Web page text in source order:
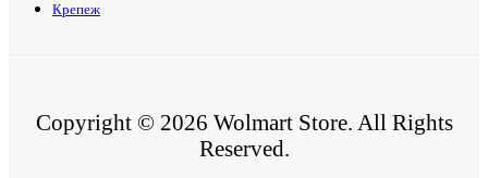
Крепеж
Copyright © 2026 Wolmart Store. All Rights
Reserved.